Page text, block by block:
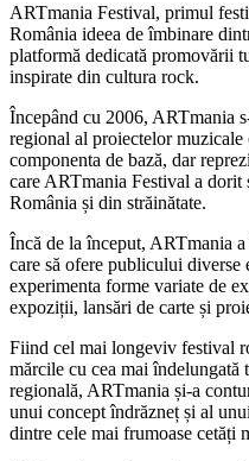
ARTmania Festival, primul
România ideea de îmbinare
platformă dedicată promovării
inspirate din cultura rock.
Începând cu 2006, ARTmania
regional al proiectelor muzicale
componenta de bază, dar
care ARTmania Festival a
România și din străinătate.
Încă de la început, ARTmania
care să ofere publicului diverse
experimenta forme variate de
expoziții, lansări de carte și
Fiind cel mai longeviv festival
mărcile cu cea mai îndelungată
regională, ARTmania și-a
unui concept îndrăzneț și al
dintre cele mai frumoase cetăți